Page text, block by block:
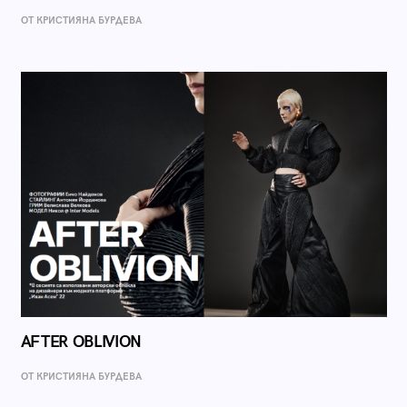
ОТ КРИСТИЯНА БУРДЕВА
AFTER OBLIVION
ОТ КРИСТИЯНА БУРДЕВА